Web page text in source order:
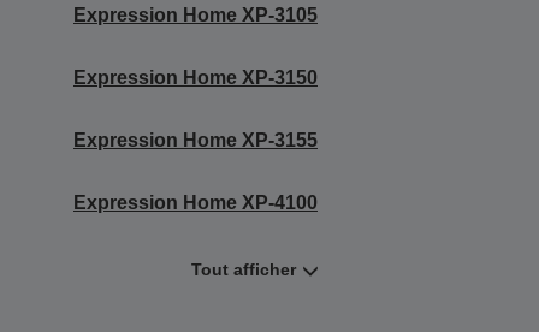
Expression Home XP-3105
Expression Home XP-3150
Expression Home XP-3155
Expression Home XP-4100
Tout afficher